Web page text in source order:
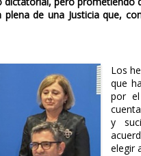
de una Justicia que,
Los
que
por
y
elegir